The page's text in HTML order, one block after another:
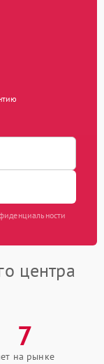
центра
7
на рынке